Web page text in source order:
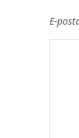
E-